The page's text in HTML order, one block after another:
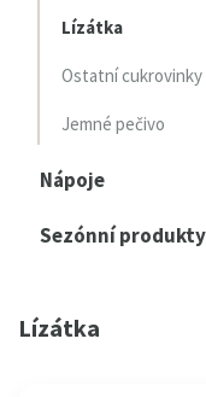
Lízátka
Ostatní cukrovinky
Jemné pečivo
Nápoje
Sezónní produkty
Lízátka